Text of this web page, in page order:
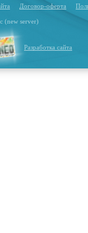
Договор-оферта
(new server)
Разработка сайта